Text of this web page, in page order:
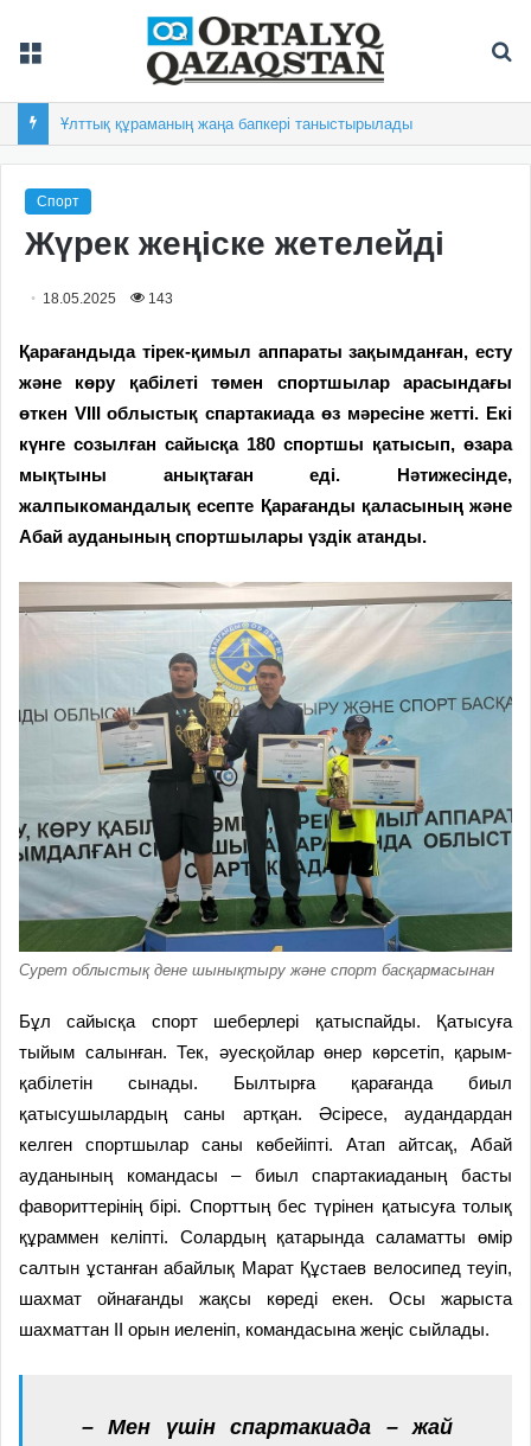
Ұлттық құраманың жаңа бапкері таныстырылады
Спорт
Жүрек жеңіске жетелейді
18.05.2025 143
Қарағандыда ті­рек-қимыл аппараты зақым­данған, есту
және көру қабілеті төмен спортшылар ара­сындағы
өткен VIII об­лыстық спартакиада өз мәресіне жетті. Екі
күнге созылған сайысқа 180 спортшы қатысып, өзара
мықтыны анықтаған еді. Нәтижесінде,
жалпыкомандалық есепте Қарағанды қаласының және
Абай ауданының спортшылары үздік атанды.
Сурет облыстық дене шынықтыру және спорт басқармасынан
Бұл сайысқа спорт шеберлері қатыспайды. Қатысуға
тыйым салынған. Тек, әуесқойлар өнер көрсетіп, қарым-
қабілетін сынады. Былтырға қарағанда биыл
қатысушылардың саны артқан. Әсіресе, аудандардан
келген спортшылар саны көбейіпті. Атап айтсақ, Абай
ауданының командасы – биыл спартакиаданың басты
фавориттерінің бірі. Спорттың бес түрінен қатысуға толық
құраммен келіпті. Солардың қатарында саламатты өмір
салтын ұстанған абайлық Марат Құстаев велосипед теуіп,
шахмат ойнағанды жақсы көреді екен. Осы жарыста
шахматтан ІІ орын иеленіп, командасына жеңіс сыйлады.
– Мен үшін спартакиада – жай